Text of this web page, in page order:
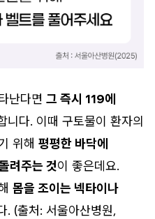
난다면 그 즉시 119에
니다. 이때 구토물이 환자의
위해 평평한 바닥에
려주는 것이 좋은데요.
몸을 조이는 넥타이나
. (출처: 서울아산병원,